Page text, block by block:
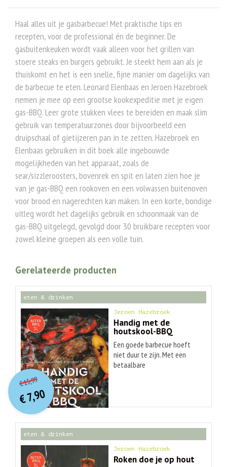
Haal alles uit je gasbarbecue! Met praktische tips en
recepten, voor de professional én de beginner. De
gasbuitenkeuken wordt vaak alleen voor het grillen van
stoere steaks en burgers gebruikt. Je steekt hem aan als je
thuiskomt en het is een snelle, fijne manier om dagelijks van
de barbecue te eten. Leonard Elenbaas en Jeroen Hazebroek
nemen je mee op een grootse kookexpeditie met je eigen
gas-BBQ. Leer grote stukken vlees te bereiden en maak slim
gebruik van temperatuurzones door bijvoorbeeld een
druipschaal of gietijzeren pan in te zetten. Hazebroek en
Elenbaas gebruiken in dit boek alle ingebouwde
mogelijkheden van het apparaat, zoals de
sear/sizzleroosters, bovenrek en spit en laten zien hoe je
van je gas-BBQ een rookoven en een volwassen buitenoven
voor brood en nagerechten kan maken. In een korte, bondige
uitleg wordt het dagelijks gebruik en schoonmaak van de
gas-BBQ uitgelegd, gevolgd door 30 bruikbare recepten voor
zowel kleine groepen als een volle tuin.
Gerelateerde producten
eten & drinken
Jeroen Hazebroek
Handig met de
houtskool-BBQ
Een goede barbecue hoeft
niet duur te zijn. Met een
betaalbare
nodig hebt zijn de juiste
Met praktische tips en
professional én de beginner.
Doorgewinterde barbecue-
€15,99O
orspr
onkelijke
prijs
was:
€ 15,99.
€7,90
Huidige
prijs
is:
€ 7,90.
eten & drinken
Jeroen Hazebroek
Roken doe je op hout